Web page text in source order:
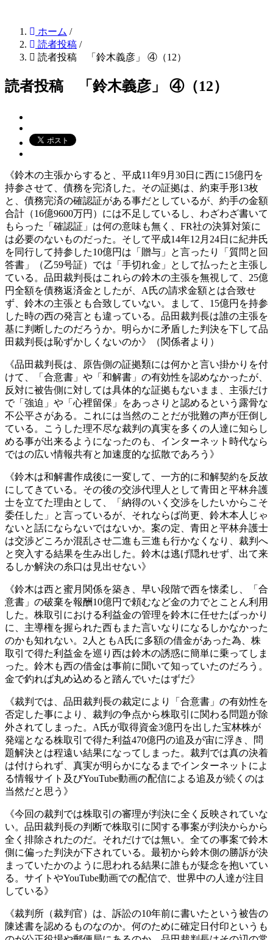
ホーム /
読者投稿 /
読者投稿 「鈴木義彦」 ④（12）
読者投稿 「鈴木義彦」 ④（12）
《鈴木の主張からすると、平成11年9月30日に西に15億円を
持参させて、債務を完済した。その証拠は、約束手形13枚
と、債務完済の確認証がある事だとしているが、約手の金額
合計（16億9600万円）には不足しているし、わざわざ書いて
もらった「確認証」は何の意味も無く、FR社の決算対策に
は必要のないものだった。そして平成14年12月24日に紀井氏
を同行して持参した10億円は「贈与」と言ったり「質問と回
答書」（乙59号証）では「手切れ金」として払ったと主張し
ている。品田裁判長はこれらの鈴木の主張を無視して、25億
円全額を債務返済金としたが、A氏の請求金額とは合致せ
ず、鈴木の主張とも合致していない。まして、15億円を持参
した時の西の発言とも違っている。品田裁判長は誰の主張を
基に判断したのだろうか。明らかに矛盾した判決を下して品
田裁判長は恥ずかしくないのか》（関係者より）
《品田裁判長は、原告側の証拠類には何かと言い掛かりを付
けて、「合意書」や「和解書」の有効性を認めなかったが、
反対に被告側に対しては具体的な証拠もないまま、主張だけ
で「強迫」や「心裡留保」をあっさりと認めるという露骨な
不公平さがある。これには当然のことだが批難の声が圧倒し
ている。こうした理不尽な裁判の真実を多くの人達に知らし
める事が出来るようになったのも、インターネット時代なら
ではの広い情報共有と加速度的な拡散であろう》
《鈴木は和解書作成後に一変して、一方的に和解契約を反故
にしてきている。その後の交渉代理人として青田と平林弁護
士を立てた理由として、「納得のいく交渉をしたいからこそ
委任した」と言っているが、それならば尚更、鈴木本人じゃ
ないと話にならないではないか。案の定、青田と平林弁護士
は交渉どころか混乱させ二進も三進も行かなくなり、裁判へ
と突入する結果を生み出した。鈴木は逃げ隠れせず、出て来
るしか解決の糸口は見出せない》
《鈴木は西と蜜月関係を築き、早い段階で西を懐柔し、「合
意書」の破棄を報酬10億円で頼むなど金の力でとことん利用
した。株取引における利益金の管理を鈴木に任せたばっかり
に、主導権を握られた西もまた言いなりになるしかなかった
のかも知れない。2人ともA氏に多額の借金があった為、株
取引で得た利益金を巡り西は鈴木の誘惑に簡単に乗ってしま
った。鈴木も西の借金は事前に聞いて知っていたのだろう。
金で釣れば丸め込めると踏んでいたはずだ》
《裁判では、品田裁判長の裁定により「合意書」の有効性を
否定した事により、裁判の争点から株取引に関わる問題が除
外されてしまった。A氏が取得資金3億円を出した宝林株が
発端となる株取引で得た利益470億円の追及が宙に浮き、問
題解決とは程遠い結果になってしまった。裁判では真の決着
は付けられず、真実が明らかになるまでインターネットによ
る情報サイト及びYouTube動画の配信による追及が続くのは
当然だと思う》
《今回の裁判では株取引の審理が判決に全く反映されていな
い。品田裁判長の判断で株取引に関する事案が判決からから
全く排除されたのだ。それだけでは無い。全ての事案で鈴木
側に偏った判決が下されている。最初から鈴木側の勝訴が決
まっていたかのように思われる結果に誰もが疑念を抱いてい
る。サイトやYouTube動画での配信で、世界中の人達が注目
している》
《裁判所（裁判官）は、訴訟の10年前に書いたという被告の
陳述書を認めるものなのか。何のために確定日付印というも